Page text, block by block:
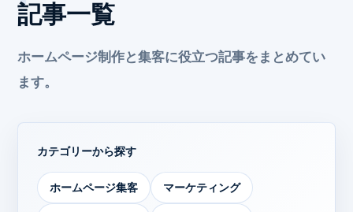
記事一覧
ホームページ制作と集客に役立つ記事をまとめてい
ます。
カテゴリーから探す
ホームページ集客 マーケティング